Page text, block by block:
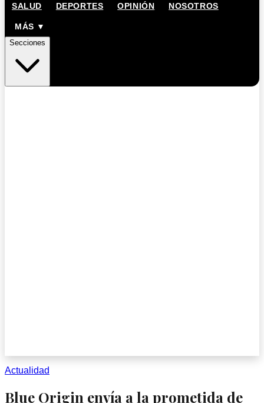
SALUD DEPORTES OPINIÓN NOSOTROS
MÁS ▼
Secciones
Actualidad
Blue Origin envía a la prometida de